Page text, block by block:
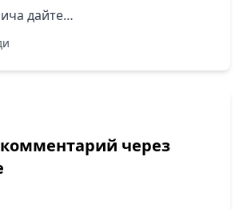
дайте…
через